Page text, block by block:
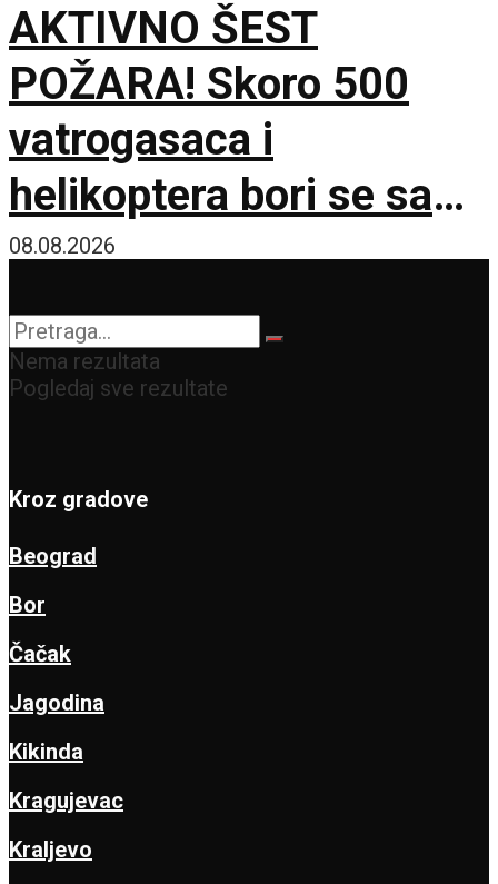
AKTIVNO ŠEST
POŽARA! Skoro 500
vatrogasaca i
helikoptera bori se sa
vatrenom stihijom!
08.08.2026
Nema rezultata
Pogledaj sve rezultate
Kroz gradove
Beograd
Bor
Čačak
Jagodina
Kikinda
Kragujevac
Kraljevo